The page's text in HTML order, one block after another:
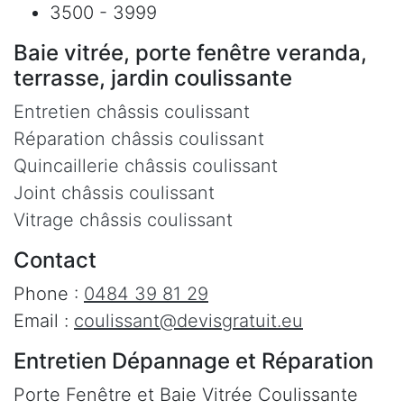
3500 - 3999
Baie vitrée, porte fenêtre veranda,
terrasse, jardin coulissante
Entretien châssis coulissant
Réparation châssis coulissant
Quincaillerie châssis coulissant
Joint châssis coulissant
Vitrage châssis coulissant
Contact
Phone : 0484 39 81 29
Email : coulissant@devisgratuit.eu
Entretien Dépannage et Réparation
Porte Fenêtre et Baie Vitrée Coulissante